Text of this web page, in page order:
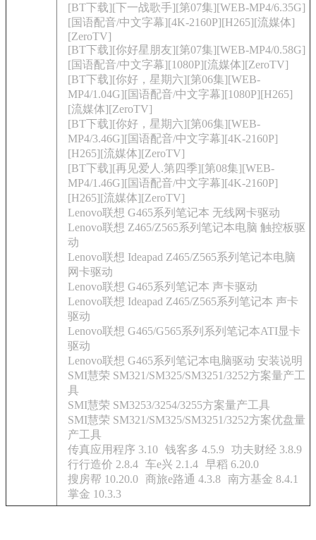
[BT下载][下一战歌手][第07集][WEB-MP4/6.35G]
[国语配音/中文字幕][4K-2160P][H265][流媒体]
[ZeroTV]
[BT下载][你好星朋友][第07集][WEB-MP4/0.58G]
[国语配音/中文字幕][1080P][流媒体][ZeroTV]
[BT下载][你好，星期六][第06集][WEB-
MP4/1.04G][国语配音/中文字幕][1080P][H265]
[流媒体][ZeroTV]
[BT下载][你好，星期六][第06集][WEB-
MP4/3.46G][国语配音/中文字幕][4K-2160P]
[H265][流媒体][ZeroTV]
[BT下载][再见爱人.第四季][第08集][WEB-
MP4/1.46G][国语配音/中文字幕][4K-2160P]
[H265][流媒体][ZeroTV]
Lenovo联想 G465系列笔记本 无线网卡驱动
Lenovo联想 Z465/Z565系列笔记本电脑 触控板驱
动
Lenovo联想 Ideapad Z465/Z565系列笔记本电脑
网卡驱动
Lenovo联想 G465系列笔记本 声卡驱动
Lenovo联想 Ideapad Z465/Z565系列笔记本 声卡
驱动
Lenovo联想 G465/G565系列系列笔记本ATI显卡
驱动
Lenovo联想 G465系列笔记本电脑驱动 安装说明
SMI慧荣 SM321/SM325/SM3251/3252方案量产工
具
SMI慧荣 SM3253/3254/3255方案量产工具
SMI慧荣 SM321/SM325/SM3251/3252方案优盘量
产工具
传真应用程序 3.10 钱客多 4.5.9 功夫财经 3.8.9
行行造价 2.8.4 车e兴 2.1.4 早稻 6.20.0
搜房帮 10.20.0 商旅e路通 4.3.8 南方基金 8.4.1
掌金 10.3.3